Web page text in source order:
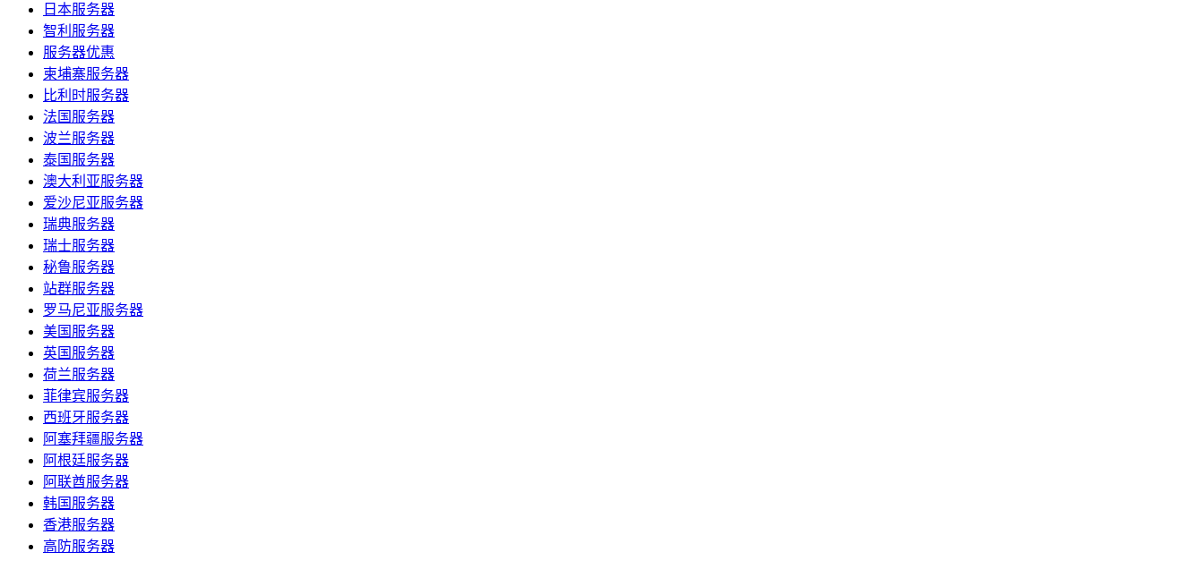
日本服务器
智利服务器
服务器优惠
柬埔寨服务器
比利时服务器
法国服务器
波兰服务器
泰国服务器
澳大利亚服务器
爱沙尼亚服务器
瑞典服务器
瑞士服务器
秘鲁服务器
站群服务器
罗马尼亚服务器
美国服务器
英国服务器
荷兰服务器
菲律宾服务器
西班牙服务器
阿塞拜疆服务器
阿根廷服务器
阿联酋服务器
韩国服务器
香港服务器
高防服务器